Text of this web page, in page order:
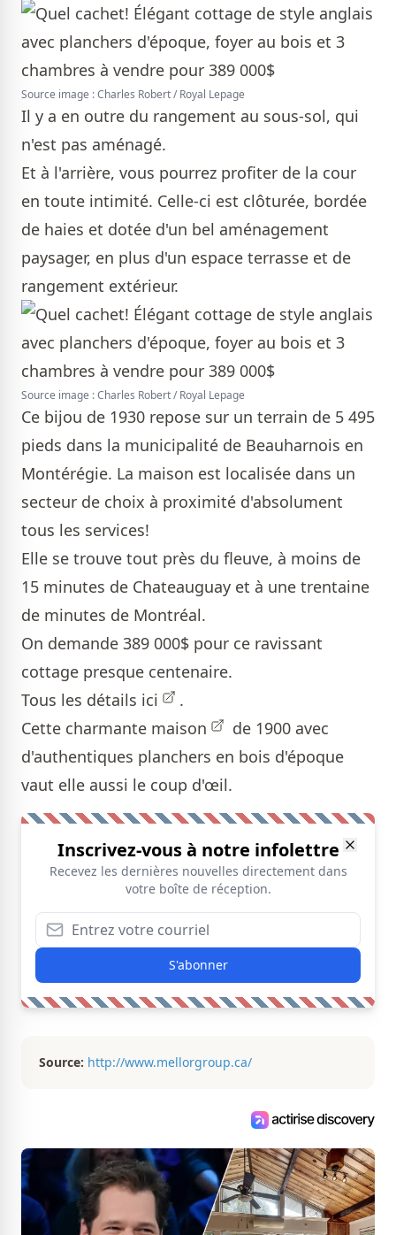
Source image : Charles Robert / Royal Lepage
Il y a en outre du rangement au sous-sol, qui
n'est pas aménagé.
Et à l'arrière, vous pourrez profiter de la cour
en toute intimité. Celle-ci est clôturée, bordée
de haies et dotée d'un bel aménagement
paysager, en plus d'un espace terrasse et de
rangement extérieur.
Source image : Charles Robert / Royal Lepage
Ce bijou de 1930 repose sur un terrain de 5 495
pieds dans la municipalité de Beauharnois en
Montérégie. La maison est localisée dans un
secteur de choix à proximité d'absolument
tous les services!
Elle se trouve tout près du fleuve, à moins de
15 minutes de Chateauguay et à une trentaine
de minutes de Montréal.
On demande 389 000$ pour ce ravissant
cottage presque centenaire.
Tous les détails ici
.
Cette charmante maison
de 1900 avec
d'authentiques planchers en bois d'époque
vaut elle aussi le coup d'œil.
Inscrivez-vous à notre infolettre
Recevez les dernières nouvelles directement dans
votre boîte de réception.
S'abonner
Source: http://www.mellorgroup.ca/